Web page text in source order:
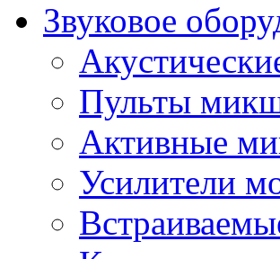
Звуковое
Пульты
Активные
Усилители